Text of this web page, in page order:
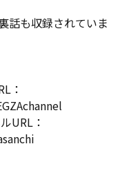
話も収録されていま
：
URL：